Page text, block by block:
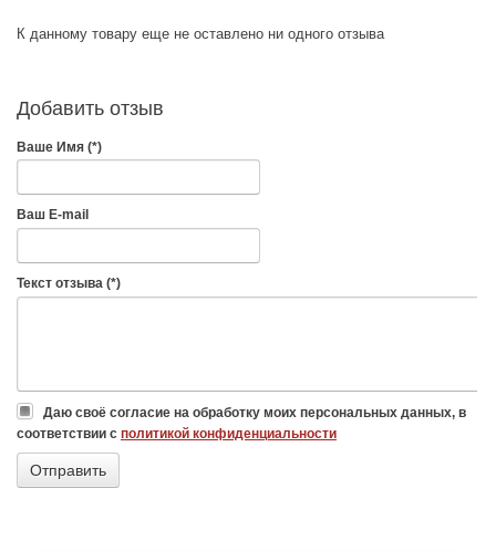
К данному товару еще не оставлено ни одного отзыва
Добавить отзыв
Ваше Имя (*)
Ваш E-mail
Текст отзыва (*)
Даю своё согласие на обработку моих персональных данных, в
соответствии с политикой конфиденциальности